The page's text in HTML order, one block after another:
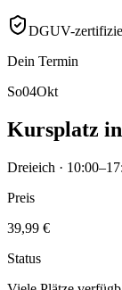
DGUV-
Dein Termin
So04Okt
Kursplatz
Dreieich ·
Preis
39,99 €
Status